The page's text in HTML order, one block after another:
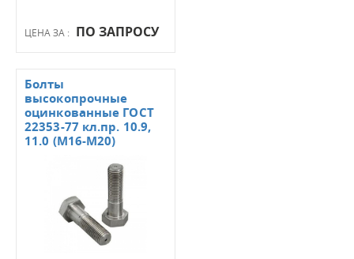
ЦЕНА ЗА : ПО ЗАПРОСУ
Болты
высокопрочные
оцинкованные ГОСТ
22353-77 кл.пр. 10.9,
11.0 (М16-М20)